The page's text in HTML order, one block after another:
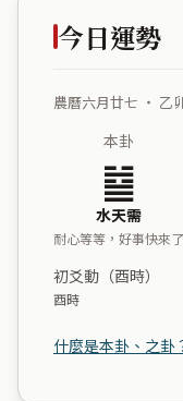
今日運勢
農曆六月廿七 ・ 乙
本卦
䷄
水天需
耐心等等，好事快來了
初爻動（酉時）
酉時
什麼是本卦、之卦